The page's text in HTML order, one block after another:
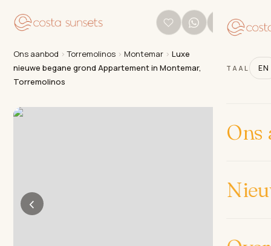
TAAL EN
Ons
Ons aanbod ›Torremolinos › Montemar ›Luxe
nieuwe begane grond Appartement in Montemar,
Torremolinos
‹ ›